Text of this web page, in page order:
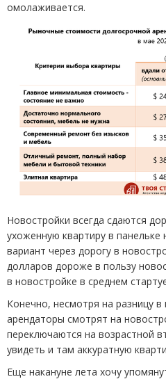
омолаживается.
Новостройки всегда сдаются
ухоженную квартиру в
вариант через дорогу в
долларов дороже в пользу
в новостройке в среднем
Конечно, несмотря на разницу
арендаторы смотрят на
переключаются на возрастной
увидеть и там аккуратную
Еще накануне лета хочу